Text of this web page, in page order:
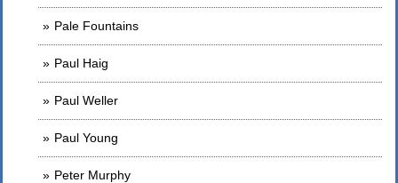
Pale Fountains
Paul Haig
Paul Weller
Paul Young
Peter Murphy